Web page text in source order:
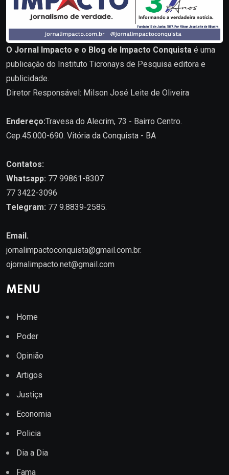
O Jornal Impacto e o Blog de Impacto Conquista é uma
publicação do Instituto Ticronays de Pesquisa editora e
publicidade.
Diretor Responsável: Milson José Leite de Oliveira
Endereço:Travesa do Alecrim, 73 - Bairro Centro.
Cep.45.000-690. Vitória da Conquista - BA
Contatos:
Whatsapp: 77 99861-8307
77 3422-3096
Telegram: 77 9.8839-2585.
Email.
jornalimpactoconquista@gmail.com.br.
ojornalimpacto.net@gmail.com
MENU
Home
Poder
Opinião
Artigos
Justiça
Economia
Policia
Dia a Dia
Fama